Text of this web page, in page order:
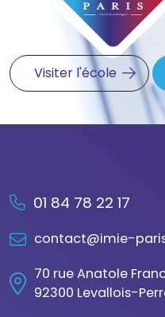
Visiter l'école
01 84 78 22 17
contact@imie-
70 rue Anatole
92300 Levallois-